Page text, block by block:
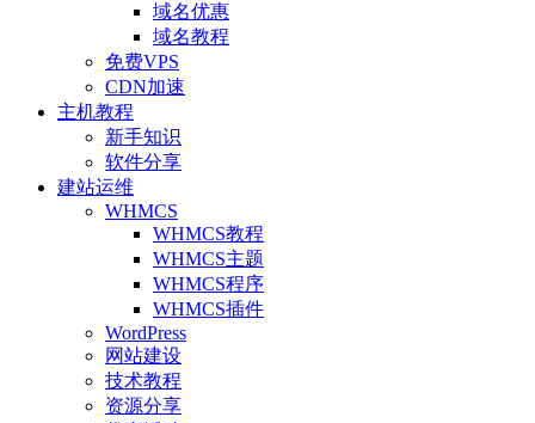
域名优惠
域名教程
免费VPS
CDN加速
主机教程
新手知识
软件分享
建站运维
WHMCS
WHMCS教程
WHMCS主题
WHMCS程序
WHMCS插件
WordPress
网站建设
技术教程
资源分享